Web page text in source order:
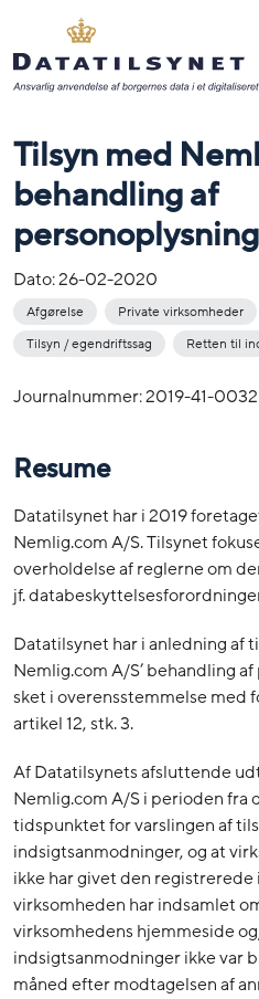
Tilsyn med
behandling af
Dato:26-02-2020
Afgørelse Private virksomheder
Tilsyn / egendriftssag
Retten til
Journalnummer: 2019-41-0032
Resume
Datatilsynet har i 2019
Nemlig.com A/S. Tilsynet
overholdelse af reglerne om
jf.
Datatilsynet har i anledning af
Nemlig.com A/S’ behandling
sket i overensstemmelse med
artikel 12, stk. 3.
Af Datatilsynets afsluttende
Nemlig.com A/S i perioden fra
tidspunktet for varslingen af
indsigtsanmodninger, og at
ikke har givet den
virksomheden har indsamlet
virksomhedens hjemmeside
indsigtsanmodninger ikke var
måned efter modtagelsen af